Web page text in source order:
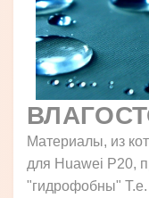
Материалы, из
для Huawei P20,
"гидрофобны" Т.е.